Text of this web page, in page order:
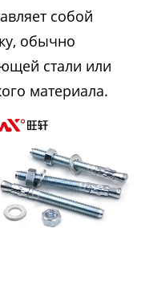
собой
обычно
стали или
материала.